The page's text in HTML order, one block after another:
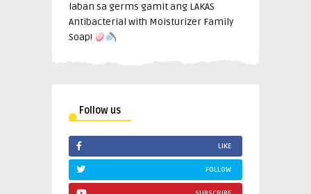
laban sa germs gamit ang LAKAS
Antibacterial with Moisturizer Family
Soap!
Follow us
LIKE
FOLLOW